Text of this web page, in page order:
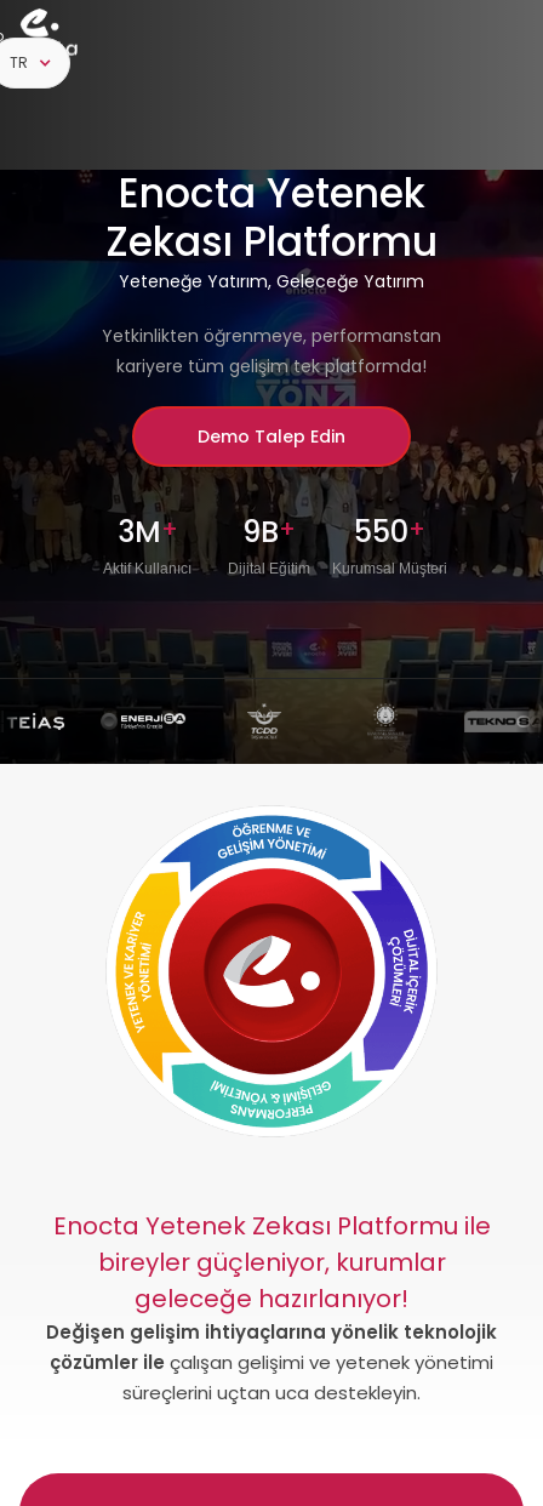
TR
Enocta Yetenek
Zekası Platformu
Yeteneğe Yatırım, Geleceğe Yatırım
Yetkinlikten öğrenmeye, performanstan
kariyere tüm gelişim tek platformda!
Demo Talep Edin
3M+
Aktif Kullanıcı
9B+
Dijital Eğitim
550+
Kurumsal Müşteri
Enocta Yetenek Zekası Platformu ile
bireyler güçleniyor, kurumlar
geleceğe hazırlanıyor!
Değişen gelişim ihtiyaçlarına yönelik teknolojik
çözümler ile çalışan gelişimi ve yetenek yönetimi
süreçlerini uçtan uca destekleyin.